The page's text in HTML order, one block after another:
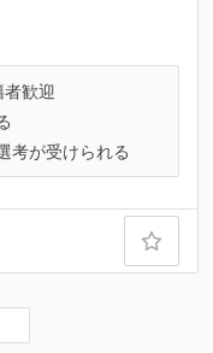
歓迎
考が受けられる